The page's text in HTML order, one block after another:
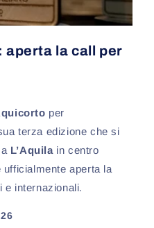
la call per
per
terza edizione che si
a L’Aquila in centro
ufficialmente aperta la
e internazionali.